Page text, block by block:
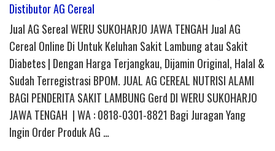
Distibutor AG Cereal
Jual AG Sereal WERU SUKOHARJO JAWA TENGAH Jual AG
Cereal Online Di Untuk Keluhan Sakit Lambung atau Sakit
Diabetes | Dengan Harga Terjangkau, Dijamin Original, Halal &
Sudah Terregistrasi BPOM. JUAL AG CEREAL NUTRISI ALAMI
BAGI PENDERITA SAKIT LAMBUNG Gerd DI WERU SUKOHARJO
JAWA TENGAH | WA : 0818-0301-8821 Bagi Juragan Yang
Ingin Order Produk AG …